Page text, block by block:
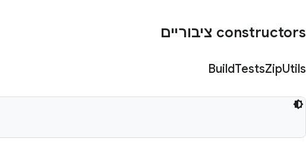
‫constructors ציבוריים
BuildTestsZipUtils